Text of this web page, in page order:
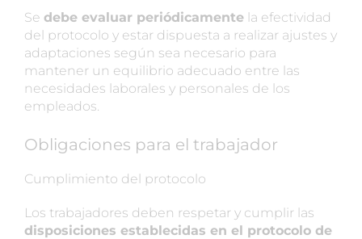
Se debe evaluar periódicamente la efectividad
del protocolo y estar dispuesta a realizar ajustes y
adaptaciones según sea necesario para
mantener un equilibrio adecuado entre las
necesidades laborales y personales de los
empleados.
Obligaciones para el trabajador
Cumplimiento del protocolo
Los trabajadores deben respetar y cumplir las
disposiciones establecidas en el protocolo de